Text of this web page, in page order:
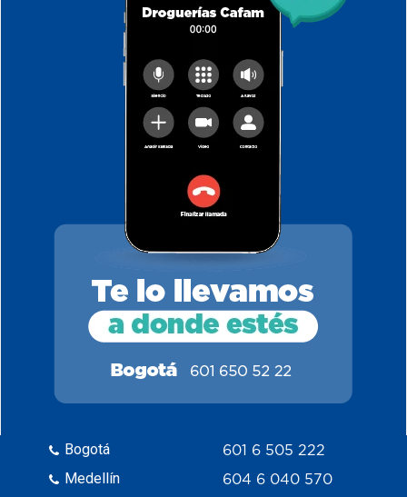
Bogotá
Medellín
601 6 505 222
604 6 040 570